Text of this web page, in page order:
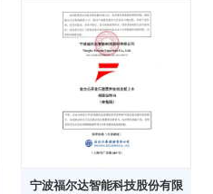
宁波福尔达智能科技股份有限